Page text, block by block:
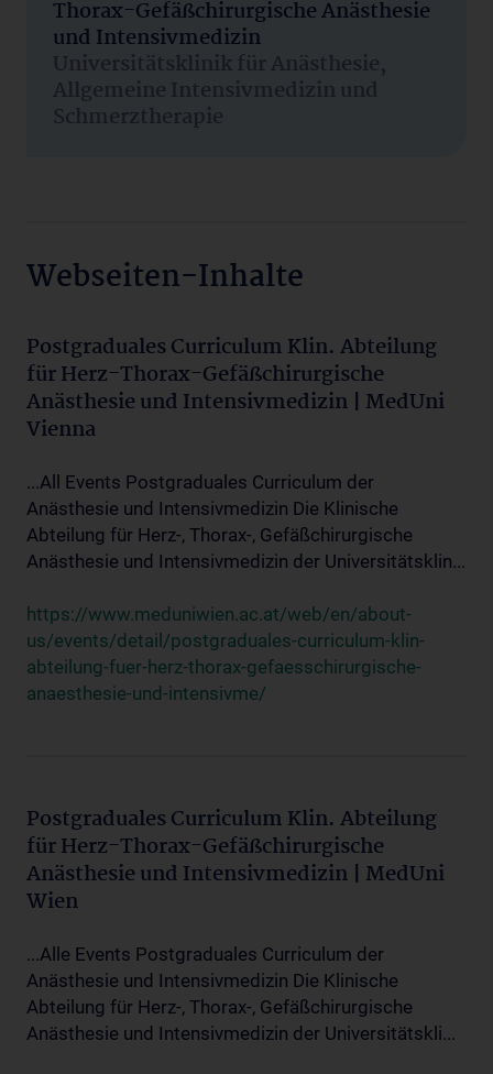
Thorax-Gefäßchirurgische Anästhesie
und Intensivmedizin
Universitätsklinik für Anästhesie,
Allgemeine Intensivmedizin und
Schmerztherapie
Webseiten-Inhalte
Postgraduales Curriculum Klin. Abteilung
für Herz-Thorax-Gefäßchirurgische
Anästhesie und Intensivmedizin | MedUni
Vienna
...All Events Postgraduales Curriculum der
Anästhesie und Intensivmedizin Die Klinische
Abteilung für Herz-, Thorax-, Gefäßchirurgische
Anästhesie und Intensivmedizin der Universitätsklin...
https://www.meduniwien.ac.at/web/en/about-
us/events/detail/postgraduales-curriculum-klin-
abteilung-fuer-herz-thorax-gefaesschirurgische-
anaesthesie-und-intensivme/
Postgraduales Curriculum Klin. Abteilung
für Herz-Thorax-Gefäßchirurgische
Anästhesie und Intensivmedizin | MedUni
Wien
...Alle Events Postgraduales Curriculum der
Anästhesie und Intensivmedizin Die Klinische
Abteilung für Herz-, Thorax-, Gefäßchirurgische
Anästhesie und Intensivmedizin der Universitätskli...